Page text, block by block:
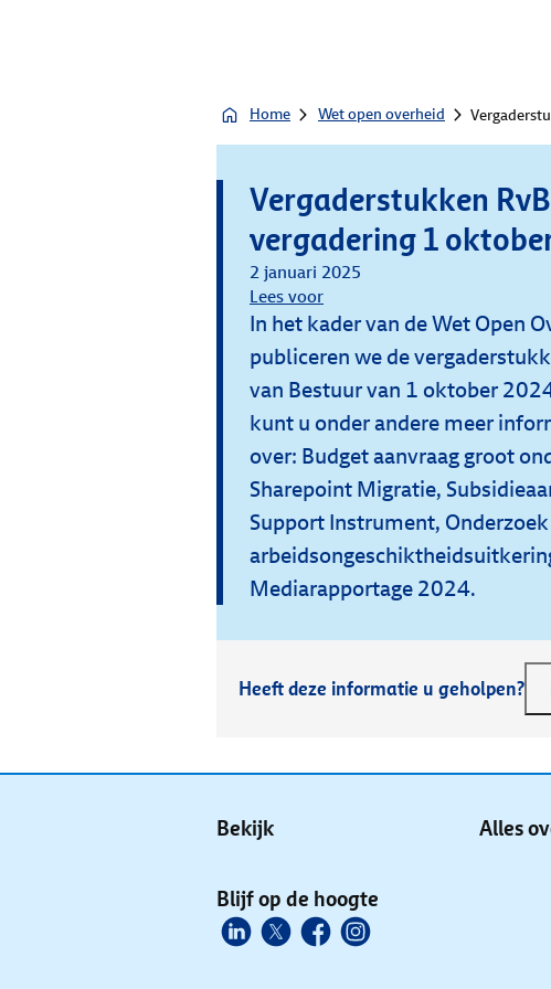
Home Wet open overheid
Vergaderstukken
vergadering 1
2 januari 2025
Lees voor
In het kader van de Wet Open
publiceren we de
van Bestuur van 1 oktober
kunt u onder andere meer
over: Budget aanvraag groot
Sharepoint Migratie,
Support Instrument, Onderzoek
Mediarapportage 2024.
Heeft deze informatie u geholpen?
Bekijk Alles
Blijf op de hoogte